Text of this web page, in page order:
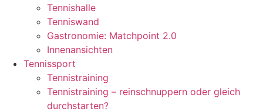
Tennishalle
Tenniswand
Gastronomie: Matchpoint 2.0
Innenansichten
Tennissport
Tennistraining
Tennistraining – reinschnuppern oder gleich
durchstarten?